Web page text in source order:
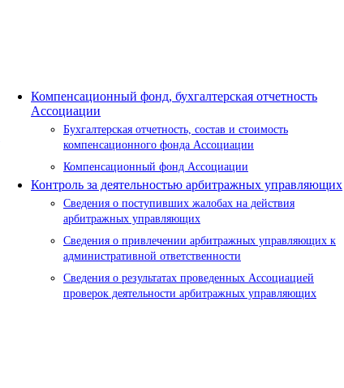
Компенсационный фонд, бухгалтерская отчетность
Ассоциации
Бухгалтерская отчетность, состав и стоимость
компенсационного фонда Ассоциации
Компенсационный фонд Ассоциации
Контроль за деятельностью арбитражных управляющих
Сведения о поступивших жалобах на действия
арбитражных управляющих
Сведения о привлечении арбитражных управляющих к
административной ответственности
Сведения о результатах проведенных Ассоциацией
проверок деятельности арбитражных управляющих